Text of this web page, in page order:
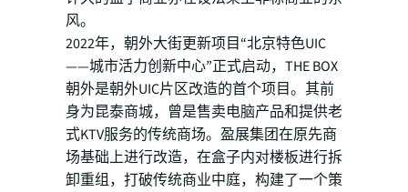
风。
2022年，朝外大街更新项目“北京特色UIC
——城市活力创新中心”正式启动，THE BOX
朝外是朝外UIC片区改造的首个项目。其前
身为昆泰商城，曾是售卖电脑产品和提供老
式KTV服务的传统商场。盈展集团在原先商
场基础上进行改造，在盒子内对楼板进行拆
卸重组，打破传统商业中庭，构建了一个策